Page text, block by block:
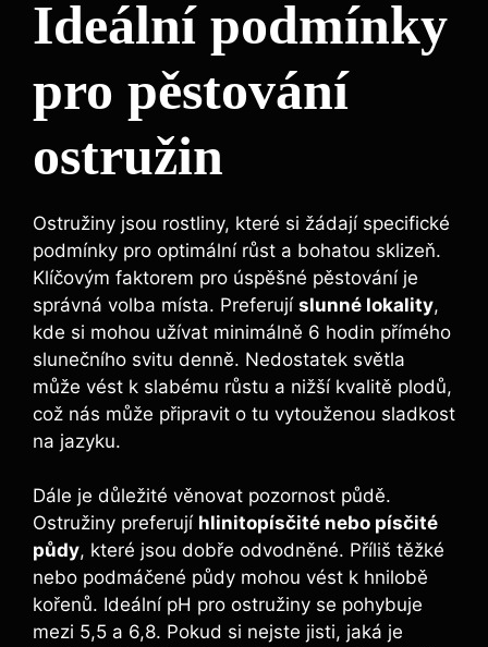
Ideální podmínky
pro pěstování
ostružin
Ostružiny jsou rostliny, které si žádají specifické
podmínky pro optimální růst a bohatou sklizeň.
Klíčovým faktorem pro úspěšné pěstování je
správná volba místa. Preferují slunné lokality,
kde si mohou užívat minimálně 6 hodin přímého
slunečního svitu denně. Nedostatek světla
může vést k slabému růstu a nižší kvalitě plodů,
což nás může připravit o tu vytouženou sladkost
na jazyku.
Dále je důležité věnovat pozornost půdě.
Ostružiny preferují hlinitopísčité nebo písčité
půdy, které jsou dobře odvodněné. Příliš těžké
nebo podmáčené půdy mohou vést k hnilobě
kořenů. Ideální pH pro ostružiny se pohybuje
mezi 5,5 a 6,8. Pokud si nejste jisti, jaká je